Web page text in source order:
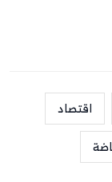
اقتصاد